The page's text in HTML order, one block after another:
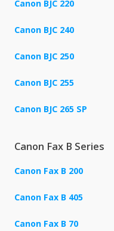
Canon BJC 220
Canon BJC 240
Canon BJC 250
Canon BJC 255
Canon BJC 265 SP
Canon Fax B Series
Canon Fax B 200
Canon Fax B 405
Canon Fax B 70